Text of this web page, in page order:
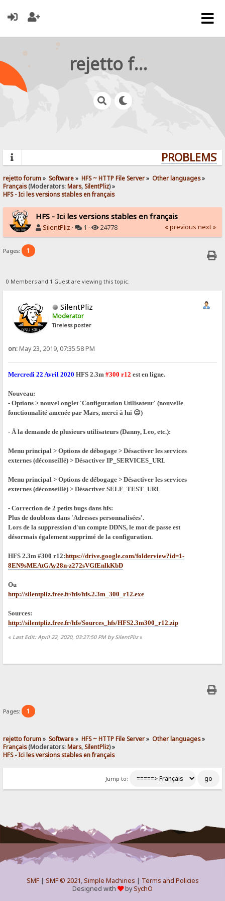
rejetto forum
rejetto forum» Software» HFS ~ HTTP File Server» Other languages»
Français(Moderators:Mars,SilentPliz) »
HFS - Ici les versions stables en français
HFS - Ici les versions stables en français
SilentPliz · 1 · 24778 « previous next »
Pages: 1
0 Members and 1 Guest are viewing this topic.
SilentPliz
Moderator
Tireless poster
on:May 23, 2019, 07:35:58 PM
Mercredi 22 Avril 2020 HFS 2.3m#300 r12 est en ligne.
Nouveau:
- Options > nouvel onglet 'Configuration Utilisateur' (nouvelle
fonctionnalité amenée par Mars, merci à lui 😉)
- À la demande de plusieurs utilisateurs (Danny, Leo, etc.):
Menu principal > Options de débogage > Désactiver les services
externes (déconseillé) > Désactiver IP_SERVICES_URL
Menu principal > Options de débogage > Désactiver les services
externes (déconseillé) > Désactiver SELF_TEST_URL
- Correction de 2 petits bugs dans hfs:
Plus de doublons dans 'Adresses personnalisées'.
Lors de la suppression d'un compte DDNS, le mot de passe est
désormais également supprimé de la configuration.
HFS 2.3m #300 r12:https://drive.google.com/folderview?id=1-
8EN9sMEAtGAy28n-z272sVGfEnlkKbD
Ou
http://silentpliz.free.fr/hfs/hfs.2.3m_300_r12.exe
Sources:
http://silentpliz.free.fr/hfs/Sources_hfs/HFS2.3m300_r12.zip
« Last Edit: April 22, 2020, 03:27:50 PM by SilentPliz»
Pages: 1
rejetto forum» Software» HFS ~ HTTP File Server» Other languages»
Français(Moderators:Mars,SilentPliz) »
HFS - Ici les versions stables en français
Jump to:
SMF| SMF © 2021,Simple Machines | Terms and Policies
Designed with
bySychO